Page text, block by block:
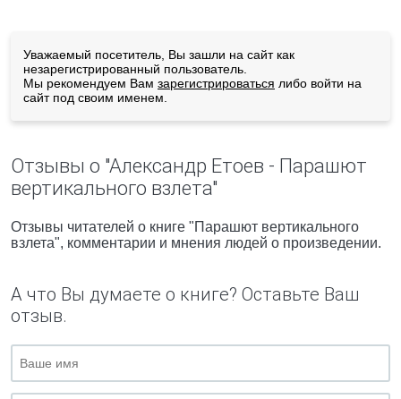
Уважаемый посетитель, Вы зашли на сайт как
незарегистрированный пользователь.
Мы рекомендуем Вам зарегистрироваться либо войти на
сайт под своим именем.
Отзывы о "Александр Етоев - Парашют
вертикального взлета"
Отзывы читателей о книге "Парашют вертикального
взлета", комментарии и мнения людей о произведении.
А что Вы думаете о книге? Оставьте Ваш
отзыв.